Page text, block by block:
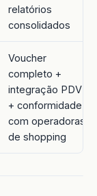
relatórios
consolidados
Voucher
completo +
integração PDV
+ conformidade
com operadoras
de shopping